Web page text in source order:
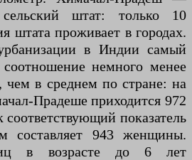
сельский штат: только 10
штата проживает в городах.
в Индии самый
немного менее
чем в среднем по стране: на
Прадеше приходится 972
показатель
943 женщины.
в возрасте до 6 лет